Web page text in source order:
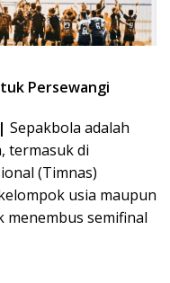
Persewangi
Sepakbola adalah
termasuk di
(Timnas)
usia maupun
menembus semifinal